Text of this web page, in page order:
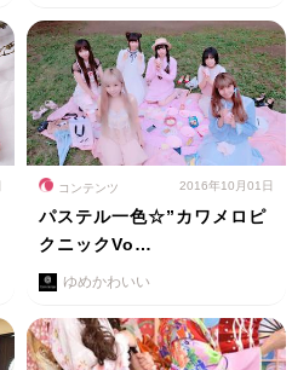
コンテンツ 2016年10月01日
パステル一色☆”カワメロピ
クニックVo…
ゆめかわいい